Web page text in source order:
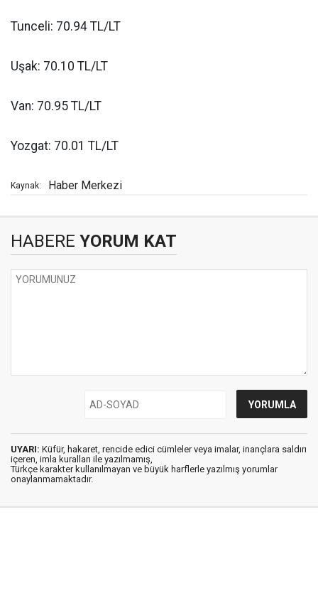
Tunceli: 70.94 TL/LT
Uşak: 70.10 TL/LT
Van: 70.95 TL/LT
Yozgat: 70.01 TL/LT
Kaynak: Haber Merkezi
HABERE YORUM KAT
UYARI: Küfür, hakaret, rencide edici cümleler veya imalar, inançlara saldırı
içeren, imla kuralları ile yazılmamış,
Türkçe karakter kullanılmayan ve büyük harflerle yazılmış yorumlar
onaylanmamaktadır.